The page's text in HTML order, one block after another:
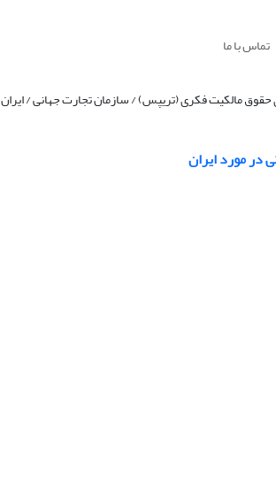
تماس با ما
مالکیت فکری (تریپس) / سازمان تجارت جهانی / ایران
در مورد ایران